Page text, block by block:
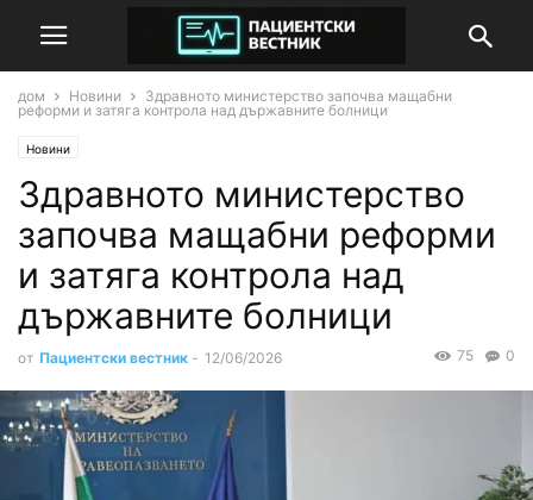
дом Новини
Здравното министерство започва мащабни
реформи и затяга контрола над държавните болници
Новини
Здравното министерство
започва мащабни реформи
и затяга контрола над
държавните болници
от Пациентски вестник - 12/06/2026 0
75